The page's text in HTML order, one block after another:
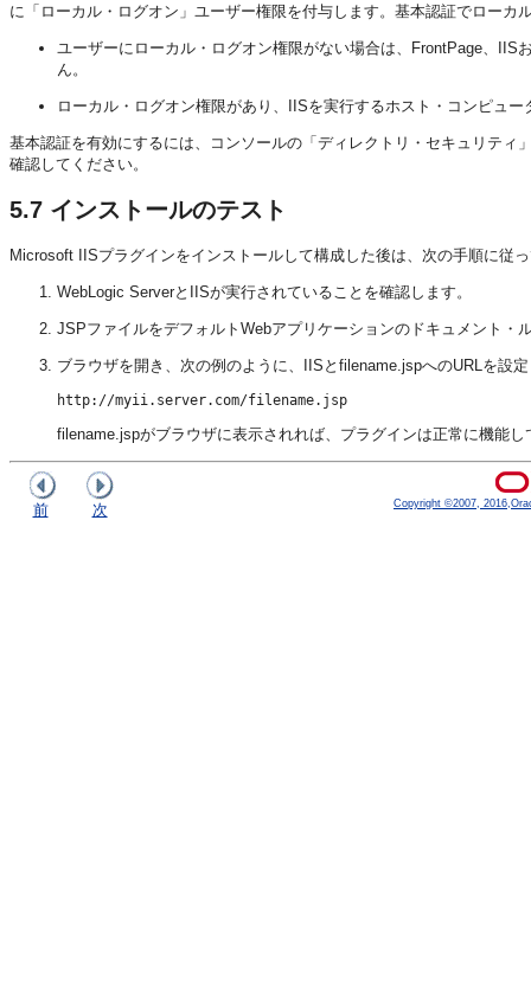
に「ローカル・ログオン」ユーザー権限を付与します。基本認証でロー
ユーザーにローカル・ログオン権限がない場合は、FrontPage、
ん。
ローカル・ログオン権限があり、IISを実行するホスト・コンピュ
基本認証を有効にするには、コンソールの「ディレクトリ・セキュリテ
確認してください。
5.7 インストールのテスト
Microsoft IISプラグインをインストールして構成した後は、次の手順に従
WebLogic ServerとIISが実行されていることを確認します。
JSPファイルをデフォルトWebアプリケーションのドキュメント・
ブラウザを開き、次の例のように、IISとfilename.jspへのURLを設
filename.jspがブラウザに表示されれば、プラグインは正常に機能し
前 次 Copyright ©2007,